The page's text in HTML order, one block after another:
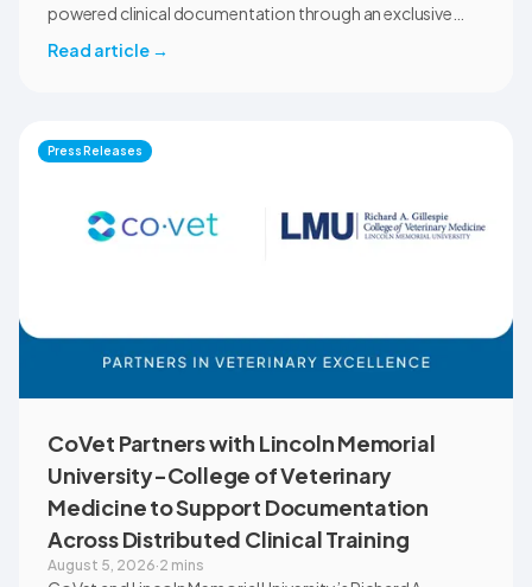
powered clinical documentation through an exclusive
reduce administrative workload, strengthen clinical
Montana through educational outreach and member
communications.
Read article →
Press Releases
CoVet Partners with Lincoln Memorial
University-College of Veterinary
Medicine to Support Documentation
Across Distributed Clinical Training
August 5, 2026·2 mins